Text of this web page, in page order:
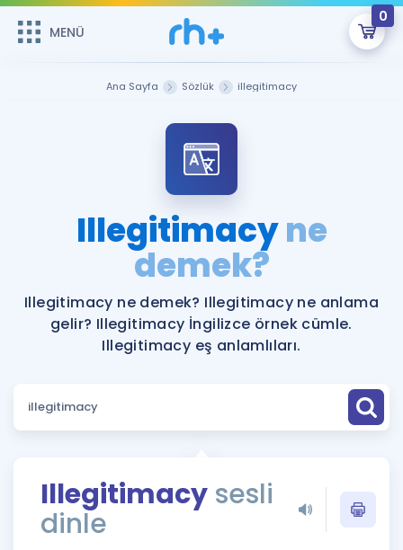
MENÜ
0
Şifremi Hatırlamıyorum
Sepetin Şu An Boş.
Remzi Hoca ile seni sınava hazırlayacak onlarca eğitim seni
bekliyor!
MENÜ
Katılımcı Görüşleri
Faydalı Araçlar
Ücretsiz Kaynaklar
Puan Hesaplama
ÖSYM Sınav Takvimi
Kampanyalar
İngilizce Gramer
Ana Sayfa Sözlük illegitimacy
Illegitimacyne
demek?
Illegitimacy ne demek? Illegitimacy ne anlama
gelir? Illegitimacy İngilizce örnek cümle.
Illegitimacy eş anlamlıları.
Illegitimacy sesli
dinle